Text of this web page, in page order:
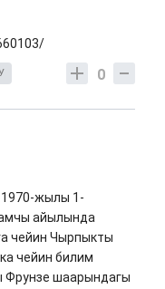
0
жылы 1-
айылында
чейин Чырпыкты
чейин билим
Фрунзе шаарындагы